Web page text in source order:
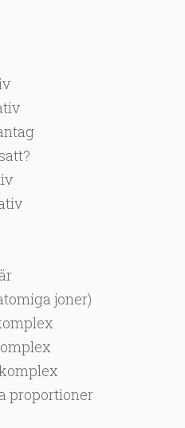
joner)
proportioner